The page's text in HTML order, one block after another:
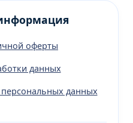
оферты
данных
персональных данных